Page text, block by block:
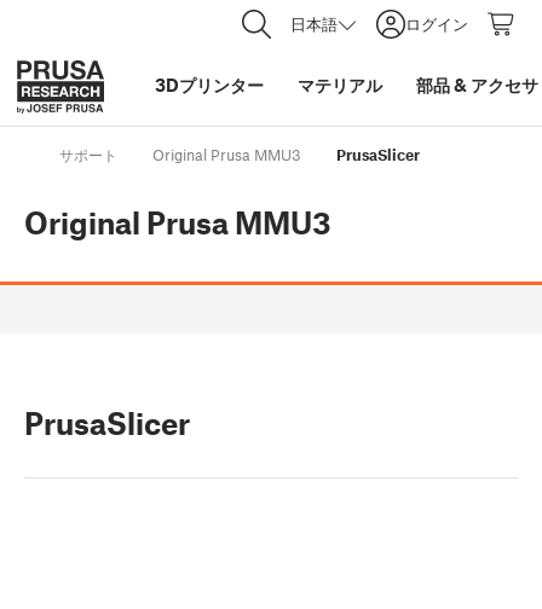
日本語 ログイン
3Dプリンター マテリアル 部品& アクセ
サポート Original Prusa MMU3 PrusaSlicer
Original Prusa MMU3
PrusaSlicer